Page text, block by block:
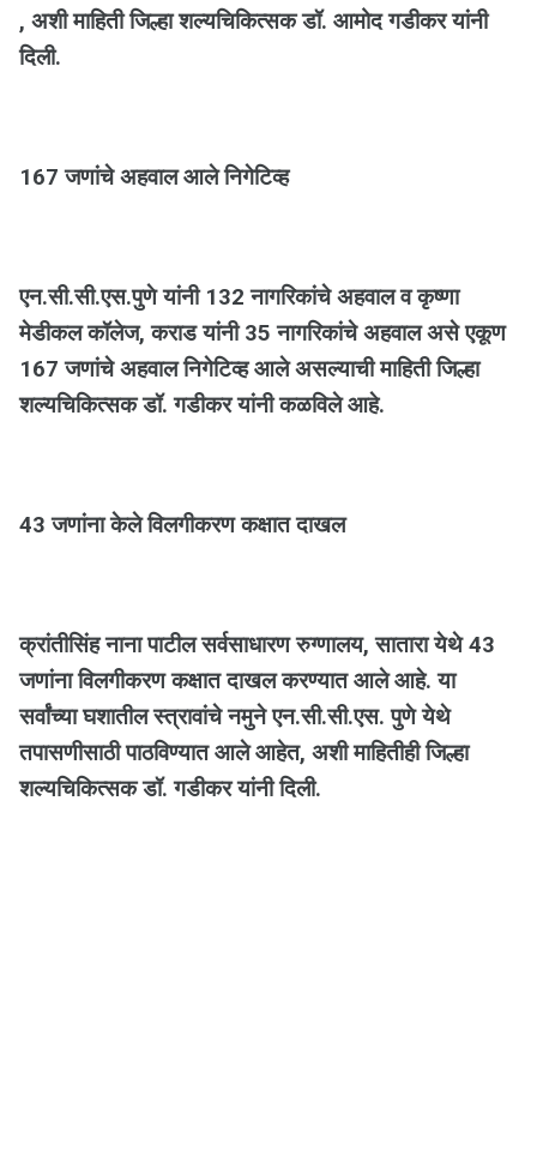
, अशी माहिती जिल्हा शल्यचिकित्सक डॉ. आमोद गडीकर यांनी
दिली.
167 जणांचे अहवाल आले निगेटिव्ह
एन.सी.सी.एस.पुणे यांनी 132 नागरिकांचे अहवाल व कृष्णा
मेडीकल कॉलेज, कराड यांनी 35 नागरिकांचे अहवाल असे एकूण
167 जणांचे अहवाल निगेटिव्ह आले असल्याची माहिती जिल्हा
शल्यचिकित्सक डॉ. गडीकर यांनी कळविले आहे.
43 जणांना केले विलगीकरण कक्षात दाखल
क्रांतीसिंह नाना पाटील सर्वसाधारण रुग्णालय, सातारा येथे 43
जणांना विलगीकरण कक्षात दाखल करण्यात आले आहे. या
सर्वांच्या घशातील स्त्रावांचे नमुने एन.सी.सी.एस. पुणे येथे
तपासणीसाठी पाठविण्यात आले आहेत, अशी माहितीही जिल्हा
शल्यचिकित्सक डॉ. गडीकर यांनी दिली.